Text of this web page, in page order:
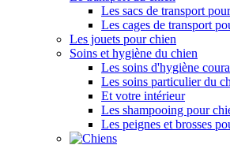
Les sacs de transport
Les cages de transport
Les jouets pour chien
Soins et hygiène du chien
Les soins d'hygiène
Les soins particulier du
Et votre intérieur
Les shampooing pour
Les peignes et brosses